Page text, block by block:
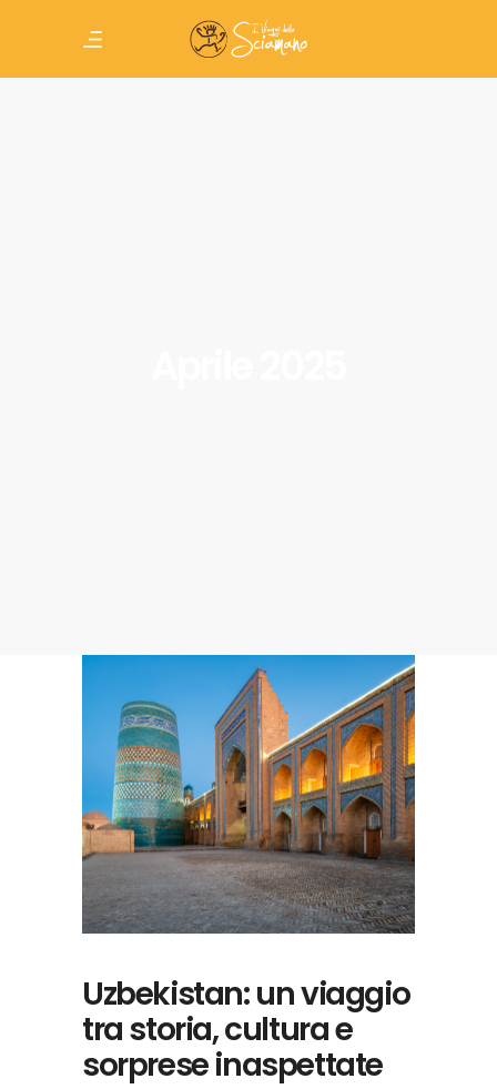
Uzbekistan: un viaggio
tra storia, cultura e
sorprese inaspettate